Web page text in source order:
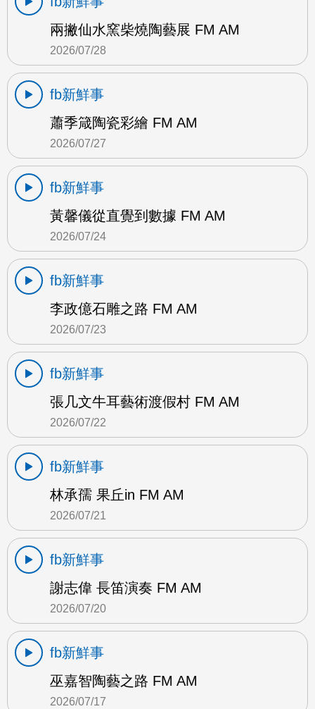
兩撇仙水窯柴燒陶藝展 FM AM
2026/07/28
fb新鮮事
蕭季箴陶瓷彩繪 FM AM
2026/07/27
fb新鮮事
黃馨儀從直覺到數據 FM AM
2026/07/24
fb新鮮事
李政億石雕之路 FM AM
2026/07/23
fb新鮮事
張几文牛耳藝術渡假村 FM AM
2026/07/22
fb新鮮事
林承孺 果丘in FM AM
2026/07/21
fb新鮮事
謝志偉 長笛演奏 FM AM
2026/07/20
fb新鮮事
巫嘉智陶藝之路 FM AM
2026/07/17